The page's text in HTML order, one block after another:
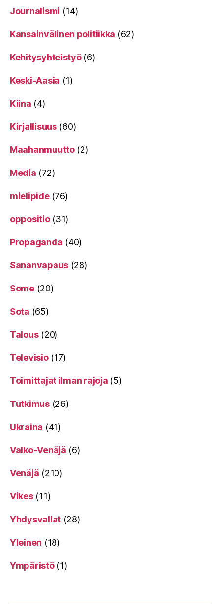
Journalismi (14)
Kansainvälinen politiikka (62)
Kehitysyhteistyö(6)
Keski-Aasia (1)
Kiina (4)
Kirjallisuus(60)
Maahanmuutto(2)
Media (72)
mielipide(76)
oppositio(31)
Propaganda (40)
Sananvapaus (28)
Some(20)
Sota (65)
Talous(20)
Televisio(17)
Toimittajat ilman rajoja (5)
Tutkimus(26)
Ukraina (41)
Valko-Venäjä (6)
Venäjä (210)
Vikes(11)
Yhdysvallat (28)
Yleinen (18)
Ympäristö(1)